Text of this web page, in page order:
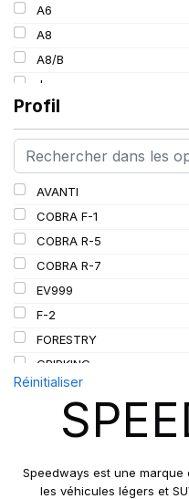
30
34
36
A6
A8
A8/B
J
L
PR
Profil
AVANTI
COBRA F-1
COBRA R-5
COBRA R-7
EV999
F-2
FORESTRY
GRIPKING
GRIPKING HD
GRIPKING R-1
LIFT KING
PK 303
Réinitialiser
Speedways est une
les véhicules légers et